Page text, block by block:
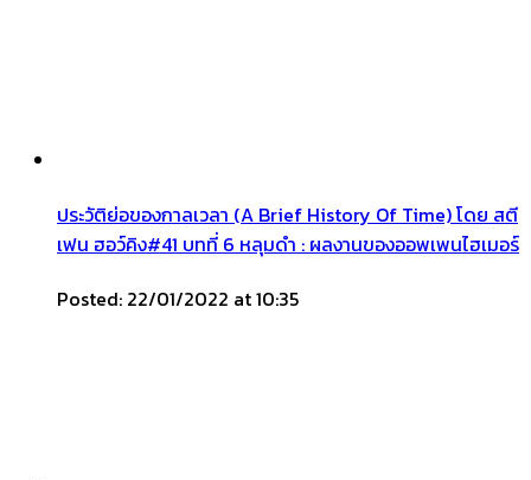
ประวัติย่อของกาลเวลา (A Brief History Of Time) โดย สตี
เฟน ฮอว์คิง#41 บทที่ 6 หลุมดำ : ผลงานของออพเพนไฮเมอร์
Posted: 22/01/2022 at 10:35